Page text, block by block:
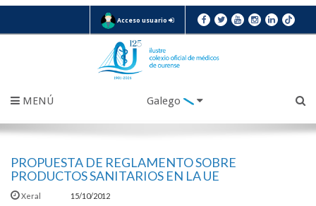
Acceso usuario
MENÚ Galego
PROPUESTA DE REGLAMENTO SOBRE
PRODUCTOS SANITARIOS EN LA UE
Xeral 15/10/2012